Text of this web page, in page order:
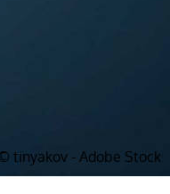
tinyakov - Adobe Stock